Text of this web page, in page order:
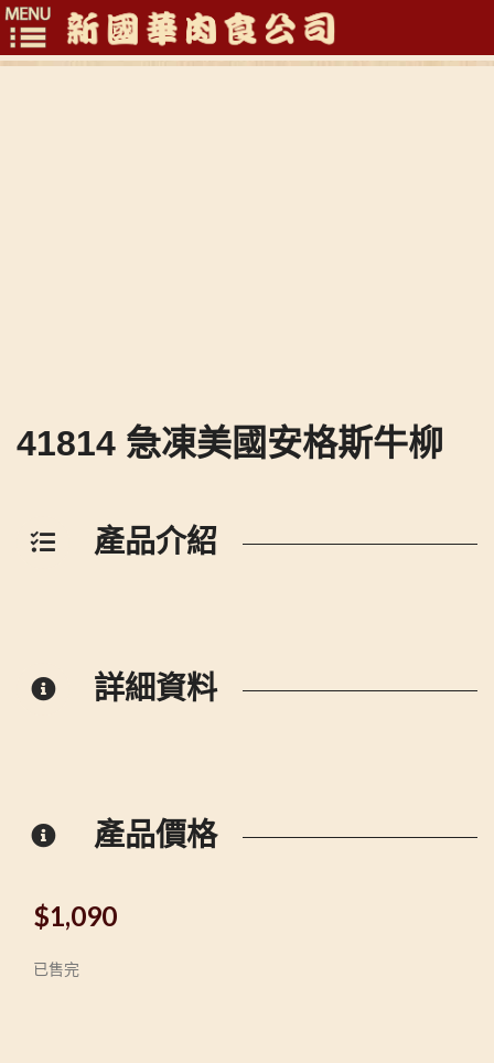
Toggle
41814 急凍美國安格斯牛柳
產品介紹
詳細資料
產品價格
$1,090
已售完